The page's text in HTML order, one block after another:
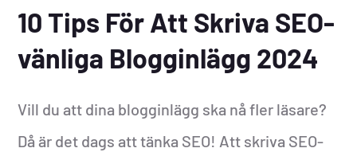
10 Tips För Att Skriva SEO-
vänliga Blogginlägg 2024
Vill du att dina blogginlägg ska nå fler läsare?
Då är det dags att tänka SEO! Att skriva SEO-